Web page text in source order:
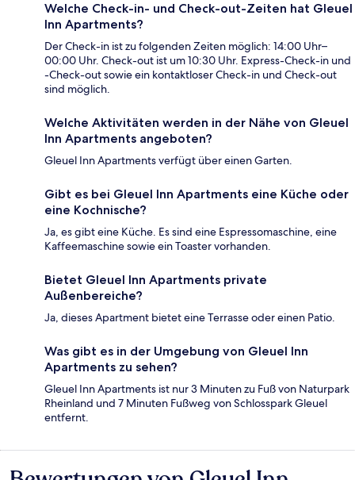
Welche Check-in- und Check-out-Zeiten hat Gleuel
Inn Apartments?
Der Check-in ist zu folgenden Zeiten möglich: 14:00 Uhr–
00:00 Uhr. Check-out ist um 10:30 Uhr. Express-Check-in und
-Check-out sowie ein kontaktloser Check-in und Check-out
sind möglich.
Welche Aktivitäten werden in der Nähe von Gleuel
Inn Apartments angeboten?
Gleuel Inn Apartments verfügt über einen Garten.
Gibt es bei Gleuel Inn Apartments eine Küche oder
eine Kochnische?
Ja, es gibt eine Küche. Es sind eine Espressomaschine, eine
Kaffeemaschine sowie ein Toaster vorhanden.
Bietet Gleuel Inn Apartments private
Außenbereiche?
Ja, dieses Apartment bietet eine Terrasse oder einen Patio.
Was gibt es in der Umgebung von Gleuel Inn
Apartments zu sehen?
Gleuel Inn Apartments ist nur 3 Minuten zu Fuß von Naturpark
Rheinland und 7 Minuten Fußweg von Schlosspark Gleuel
entfernt.